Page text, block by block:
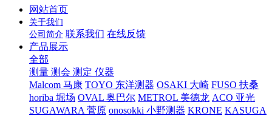
网站首页
关于我们
公司简介 联系我们 在线反馈
产品展示
全部
测量 测会 测定 仪器
Malcom 马康 TOYO 东洋测器 OSAKI 大崎 FUSO 扶桑
horiba 堀场 OVAL 奥巴尔 METROL 美德龙 ACO 亚光
SUGAWARA 菅原 onosokki 小野测器 KRONE KASUGA